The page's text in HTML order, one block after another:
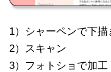
1）シャーペンで下描
2）スキャン
3）フォトショで加工